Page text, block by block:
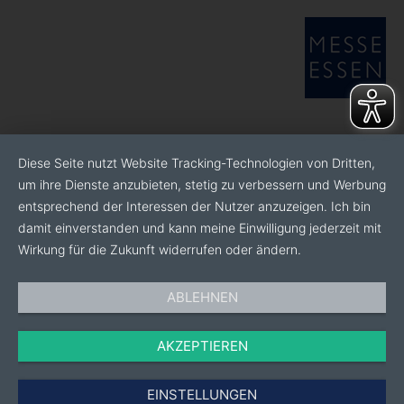
Diese Seite nutzt Website Tracking-Technologien von Dritten,
um ihre Dienste anzubieten, stetig zu verbessern und Werbung
entsprechend der Interessen der Nutzer anzuzeigen. Ich bin
damit einverstanden und kann meine Einwilligung jederzeit mit
Wirkung für die Zukunft widerrufen oder ändern.
ABLEHNEN
AKZEPTIEREN
EINSTELLUNGEN